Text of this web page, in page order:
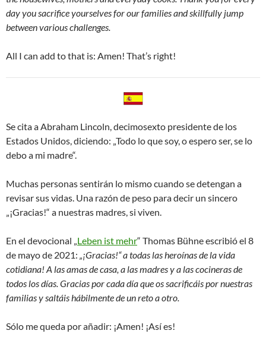
day you sacrifice yourselves for our families and skillfully jump
between various challenges.
All I can add to that is: Amen! That’s right!
Se cita a Abraham Lincoln, decimosexto presidente de los
Estados Unidos, diciendo: „Todo lo que soy, o espero ser, se lo
debo a mi madre“.
Muchas personas sentirán lo mismo cuando se detengan a
revisar sus vidas. Una razón de peso para decir un sincero
„¡Gracias!“ a nuestras madres, si viven.
En el devocional „Leben ist mehr“ Thomas Bühne escribió el 8
de mayo de 2021: „¡Gracias!“ a todas las heroínas de la vida
cotidiana! A las amas de casa, a las madres y a las cocineras de
todos los días. Gracias por cada día que os sacrificáis por nuestras
familias y saltáis hábilmente de un reto a otro.
Sólo me queda por añadir: ¡Amen! ¡Así es!